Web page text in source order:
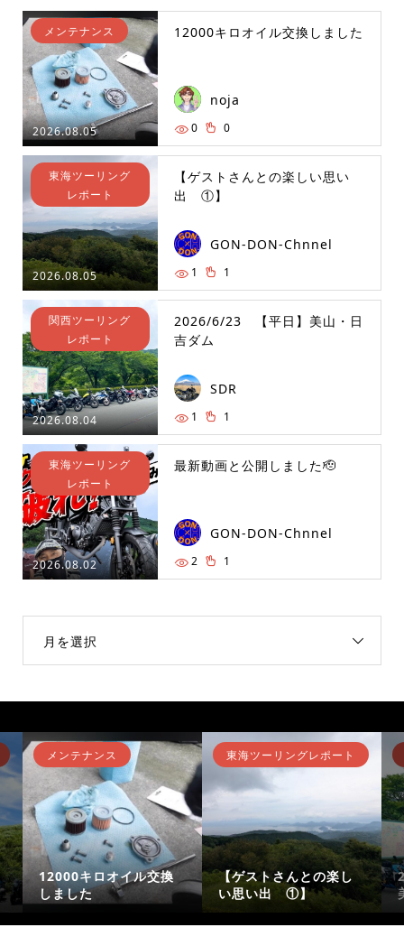
2026.08.05
メンテナンス 12000キロオイル交換しました
noja
0 0
2026.08.05
東海ツーリング
レポート
【ゲストさんとの楽しい思い
出 ①】
GON-DON-Chnnel
1 1
2026.08.04
関西ツーリング
レポート
2026/6/23 【平日】美山・日
吉ダム
SDR
1 1
2026.08.02
東海ツーリング
レポート
最新動画と公開しました🫡
GON-DON-Chnnel
2 1
月を選択
メンテナンス
12000キロオイル交換
しました
東海ツーリングレポート
【ゲストさんとの楽し
い思い出 ①】